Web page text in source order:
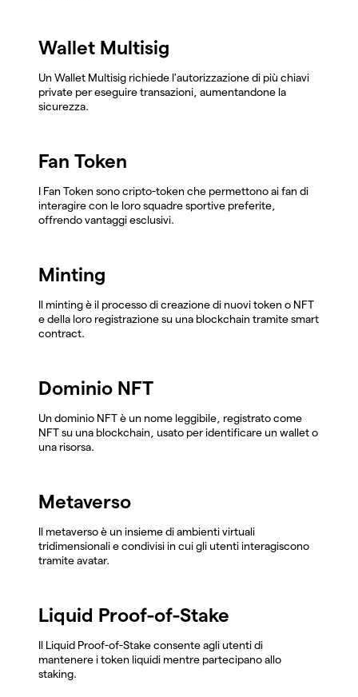
Wallet Multisig
Un Wallet Multisig richiede l'autorizzazione di più chiavi
private per eseguire transazioni, aumentandone la
sicurezza.
Fan Token
I Fan Token sono cripto-token che permettono ai fan di
interagire con le loro squadre sportive preferite,
offrendo vantaggi esclusivi.
Minting
Il minting è il processo di creazione di nuovi token o NFT
e della loro registrazione su una blockchain tramite smart
contract.
Dominio NFT
Un dominio NFT è un nome leggibile, registrato come
NFT su una blockchain, usato per identificare un wallet o
una risorsa.
Metaverso
Il metaverso è un insieme di ambienti virtuali
tridimensionali e condivisi in cui gli utenti interagiscono
tramite avatar.
Liquid Proof-of-Stake
Il Liquid Proof-of-Stake consente agli utenti di
mantenere i token liquidi mentre partecipano allo
staking.